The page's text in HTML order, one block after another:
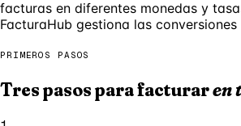
facturas en diferentes monedas y
FacturaHub gestiona las
PRIMEROS PASOS
Tres pasos para facturaren